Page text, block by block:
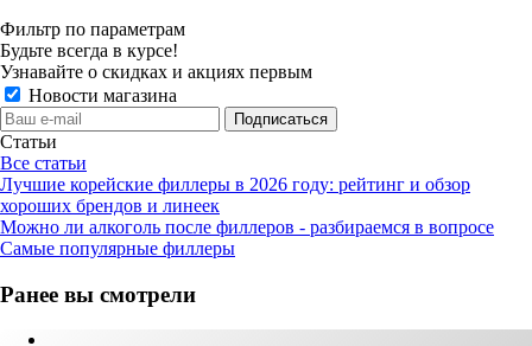
Фильтр по параметрам
Будьте всегда в курсе!
Узнавайте о скидках и акциях первым
Новости магазина
Статьи
Все статьи
Лучшие корейские филлеры в 2026 году: рейтинг и обзор
хороших брендов и линеек
Можно ли алкоголь после филлеров - разбираемся в вопросе
Самые популярные филлеры
Ранее вы смотрели